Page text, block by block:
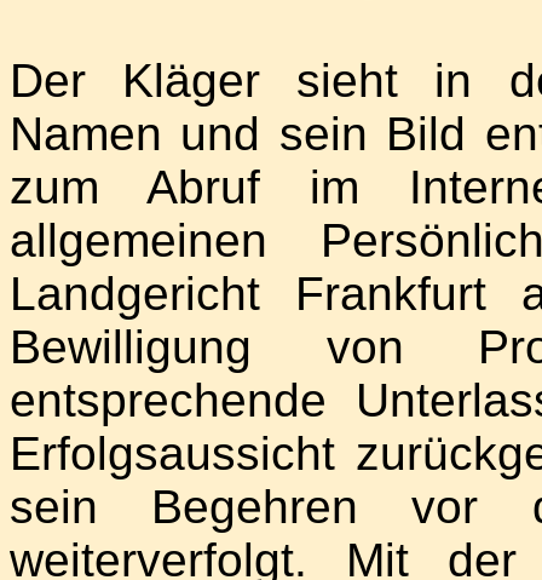
Der Kläger sieht in
Namen und sein Bild
zum Abruf im
allgemeinen
Landgericht
Bewilligung von
entsprechende
Erfolgsaussicht
sein Begehren vor
weiterverfolgt. Mit